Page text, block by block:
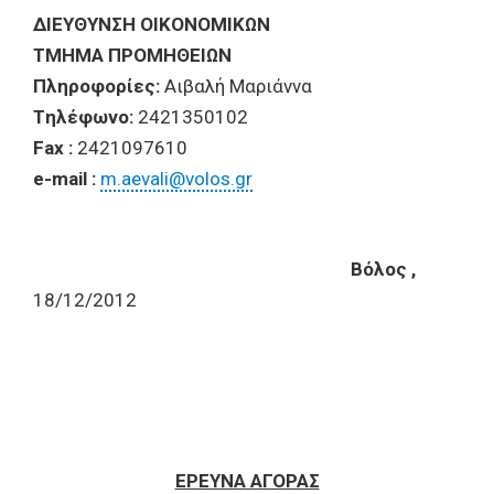
ΔIEYΘYNΣH OIKONOMIKΩN
TMHMA ΠPOMHΘEIΩN
Πληροφορίες: Αιβαλή Μαριάννα
Tηλέφωνο: 2421350102
Fax : 2421097610
e-mail : m.aevali@volos.gr
Bόλος ,
18/12/2012
ΕΡΕΥΝΑ ΑΓΟΡΑΣ